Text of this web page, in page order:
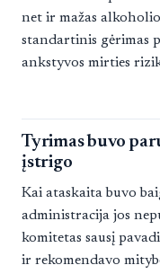
net ir mažas
standartinis gėrimas
ankstyvos mirties
Tyrimas buvo
įstrigo
Kai ataskaita buvo
administracija jos
komitetas sausį
ir rekomendavo